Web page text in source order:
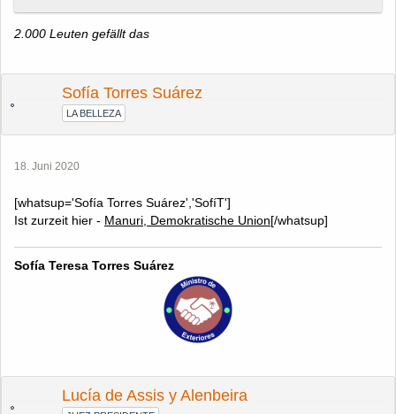
2.000 Leuten gefällt das
Sofía Torres Suárez
LA BELLEZA
18. Juni 2020
[whatsup='Sofía Torres Suárez','SofíT']
Ist zurzeit hier - Manuri, Demokratische Union[/whatsup]
Sofía Teresa Torres Suárez
Lucía de Assis y Alenbeira